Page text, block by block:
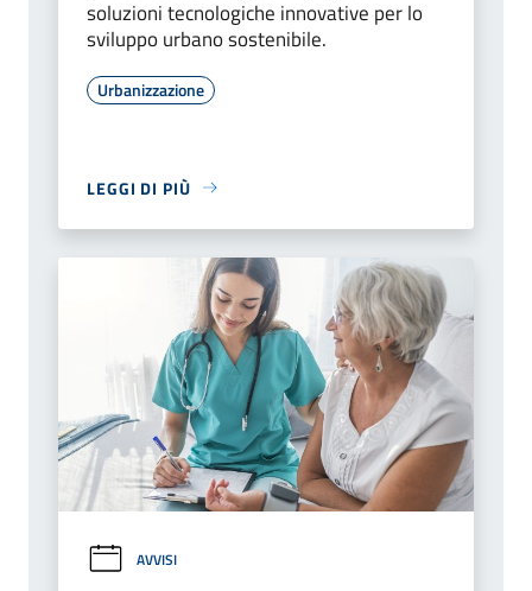
soluzioni tecnologiche innovative per lo
sviluppo urbano sostenibile.
Urbanizzazione
LEGGI DI PIÙ
AVVISI